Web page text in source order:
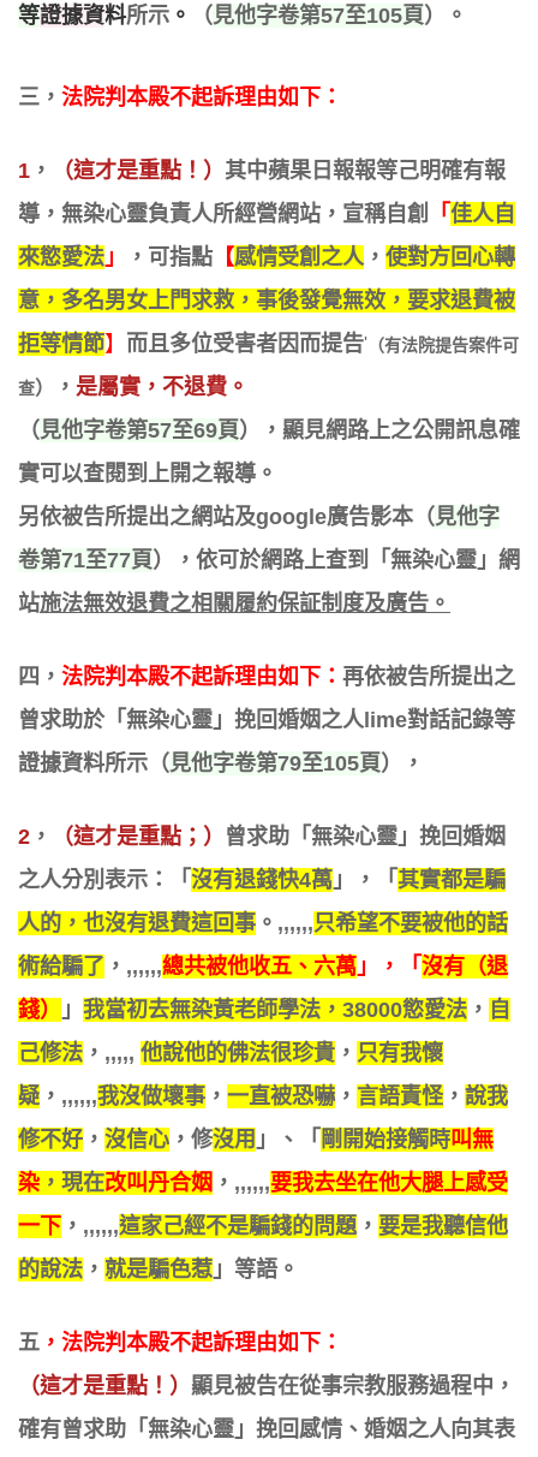
等證據資料所示 。 （見他字卷第57至105頁）。
三， 法院判本殿不起訴理由如下 ：
1 ， （這才是重點！） 其中蘋果日報報等己明確有報
導，無染心靈負責人所經營網站，宣稱自創
「 佳人自
來慾愛法 」 ，可指點 【感情受創之人， 使對方回心轉
意，多名男女上門求救，事後發覺無效，要求退費被
拒等情節】 而且多位受害者因而提告' （有法院提告案件可
查） ， 是屬實，不退費。
（見他字卷第57至69頁），顯見網路上之公開訊息確
實可以查閱到上開之報導 。
另依被告所提出之網站及google廣告影本（見他字
卷第71至77頁），依可於網路上查到「無染心靈」網
站施法無效退費之相關履約保証制度及廣告。
四， 法院判本殿不起訴理由如下 ： 再依被告所提出之
曾求助於「無染心靈」挽回婚姻之人lime對話記錄等
證據資料所示（見他字卷第79至105頁），
2 ， （這才是重點；） 曾求助「無染心靈」挽回婚姻
之人分別表示：「 沒有退錢快4萬 」，「 其實都是騙
人的，也沒有退費這回事 。,,,,,,只希望不要被他的話
術給騙了 ，,,,,,,總共被他收五、六萬 」，「 沒有（退
錢）
」 我當初去無染黃老師學法，38000慾愛法 ， 自
己修法 ，,,,,, 他說他的佛法很珍貴 ， 只有我懷
疑 ，,,,,,,我沒做壞事 ， 一直被恐嚇， 言語責怪， 說我
修不好 ， 沒信心 ，修沒用 」、「 剛開始接觸時叫無
染 ，現在改叫丹合姻 ，,,,,,,要我去坐在他大腿上感受
一下 ，,,,,,,這家己經不是騙錢的問題， 要是我聽信他
的說法 ， 就是騙色惹 」等語。
五 ， 法院判本殿不起訴理由如下 ：
（這才是重點！） 顯見被告在從事宗教服務過程中，
確有曾求助「無染心靈」挽回感情、婚姻之人向其表